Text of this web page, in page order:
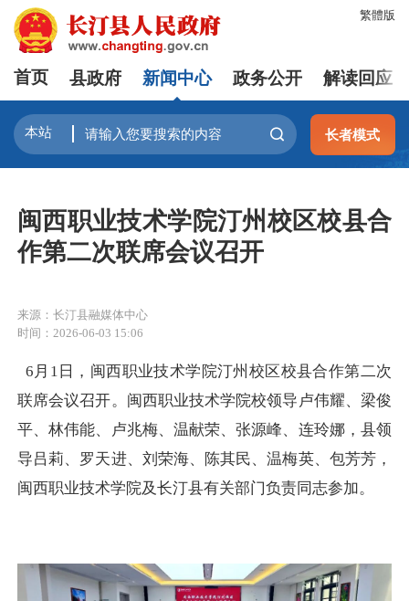
繁體版
首页 县政府 新闻中心 政务公开 解读回应
长者模式
闽西职业技术学院汀州校区校县合
作第二次联席会议召开
来源：长汀县融媒体中心
时间：2026-06-03 15:06
6月1日，闽西职业技术学院汀州校区校县合作第二次
联席会议召开。闽西职业技术学院校领导卢伟耀、梁俊
平、林伟能、卢兆梅、温献荣、张源峰、连玲娜，县领
导吕莉、罗天进、刘荣海、陈其民、温梅英、包芳芳，
闽西职业技术学院及长汀县有关部门负责同志参加。